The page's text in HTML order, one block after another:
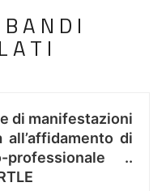
di manifestazioni
di
..